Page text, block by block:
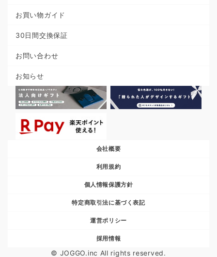
お買い物ガイド
30日間交換保証
お問い合わせ
お知らせ
会社概要
利用規約
個人情報保護方針
特定商取引法に基づく表記
運営ポリシー
採用情報
© JOGGO.inc All rights reserved.